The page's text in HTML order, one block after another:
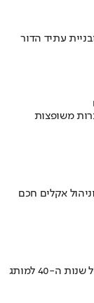
עתיד הדור
משופצות
אקלים חכם
איך אסם הפכה את תקופת הצנע והמחסור הקשה של שנות ה-40 למותג